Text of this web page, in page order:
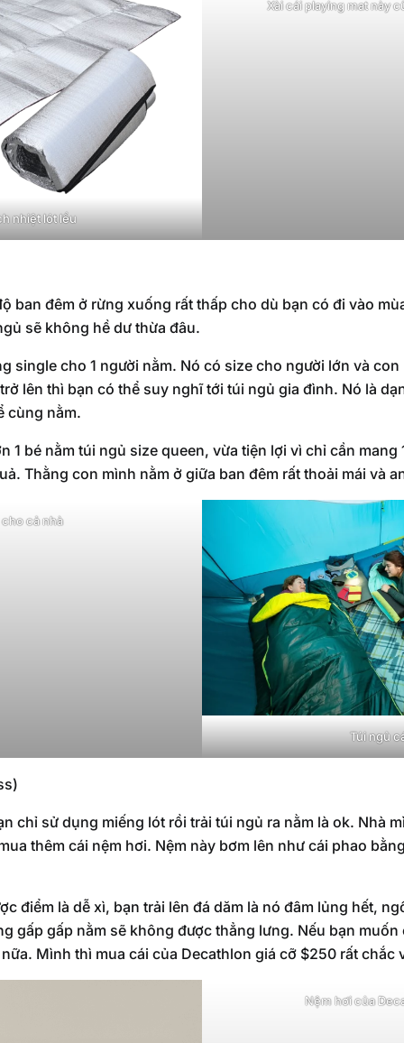
nhiệt lót lều
Xài cái playing mat này
ban đêm ở rừng xuống rất thấp cho dù bạn có đi vào
sẽ không hề dư thừa đâu.
single cho 1 người nằm. Nó có size cho người lớn và
lên thì bạn có thể suy nghĩ tới túi ngủ gia đình. Nó là
cùng nằm.
1 bé nằm túi ngủ size queen, vừa tiện lợi vì chỉ cần
Thằng con mình nằm ở giữa ban đêm rất thoải mái và
cả nhà
Túi ngủ
chỉ sử dụng miếng lót rồi trải túi ngủ ra nằm là ok. Nhà
thêm cái nệm hơi. Nệm này bơm lên như cái phao
điểm là dễ xì, bạn trải lên đá dăm là nó đâm lủng hết,
gấp gấp nằm sẽ không được thẳng lưng. Nếu bạn muốn
Mình thì mua cái của Decathlon giá cỡ $250 rất chắc
Nệm hơi của